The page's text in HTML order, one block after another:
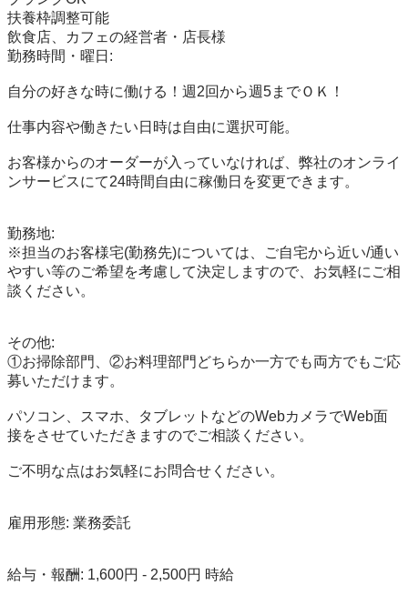
扶養枠調整可能
飲食店、カフェの経営者・店長様
勤務時間・曜日:
自分の好きな時に働ける！週2回から週5までＯＫ！
仕事内容や働きたい日時は自由に選択可能。
お客様からのオーダーが入っていなければ、弊社のオンライ
ンサービスにて24時間自由に稼働日を変更できます。
勤務地:
※担当のお客様宅(勤務先)については、ご自宅から近い/通い
やすい等のご希望を考慮して決定しますので、お気軽にご相
談ください。
その他:
①お掃除部門、②お料理部門どちらか一方でも両方でもご応
募いただけます。
パソコン、スマホ、タブレットなどのWebカメラでWeb面
接をさせていただきますのでご相談ください。
ご不明な点はお気軽にお問合せください。
雇用形態: 業務委託
給与・報酬: 1,600円 - 2,500円 時給